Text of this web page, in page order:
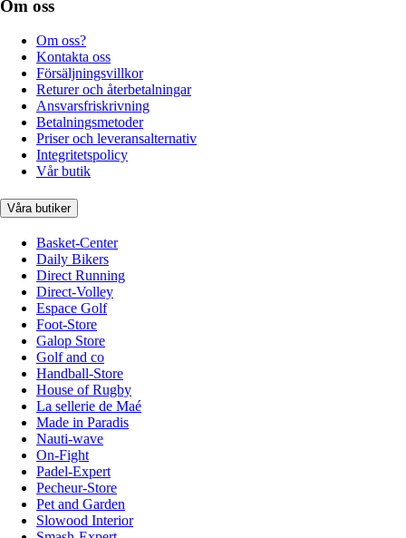
Om oss
Om oss?
Kontakta oss
Försäljningsvillkor
Returer och återbetalningar
Ansvarsfriskrivning
Betalningsmetoder
Priser och leveransalternativ
Integritetspolicy
Vår butik
Våra butiker
Basket-Center
Daily Bikers
Direct Running
Direct-Volley
Espace Golf
Foot-Store
Galop Store
Golf and co
Handball-Store
House of Rugby
La sellerie de Maé
Made in Paradis
Nauti-wave
On-Fight
Padel-Expert
Pecheur-Store
Pet and Garden
Slowood Interior